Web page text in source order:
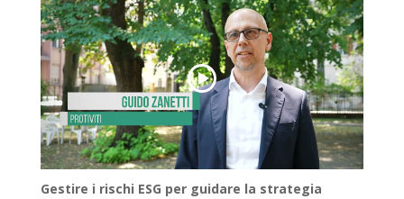
Gestire i rischi ESG per guidare la strategia